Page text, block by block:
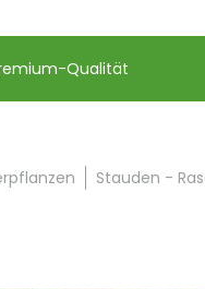
Qualität
Stauden -